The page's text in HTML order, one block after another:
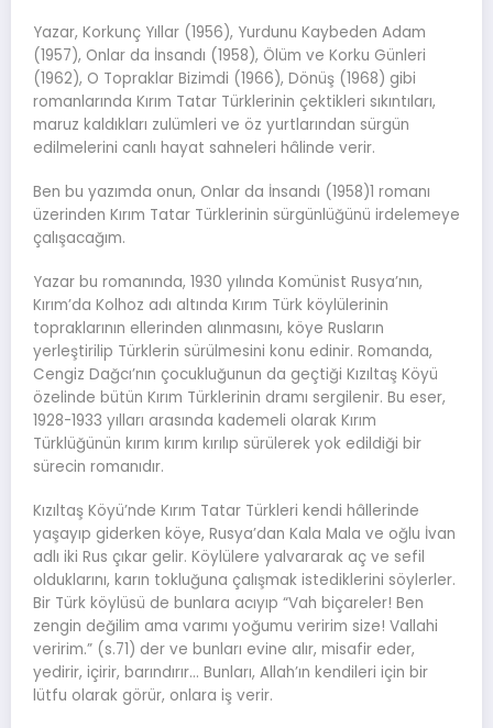
Yazar, Korkunç Yıllar (1956), Yurdunu Kaybeden Adam
(1957), Onlar da İnsandı (1958), Ölüm ve Korku Günleri
(1962), O Topraklar Bizimdi (1966), Dönüş (1968) gibi
romanlarında Kırım Tatar Türklerinin çektikleri sıkıntıları,
maruz kaldıkları zulümleri ve öz yurtlarından sürgün
edilmelerini canlı hayat sahneleri hâlinde verir.
Ben bu yazımda onun, Onlar da İnsandı (1958)1 romanı
üzerinden Kırım Tatar Türklerinin sürgünlüğünü irdelemeye
çalışacağım.
Yazar bu romanında, 1930 yılında Komünist Rusya’nın,
Kırım’da Kolhoz adı altında Kırım Türk köylülerinin
topraklarının ellerinden alınmasını, köye Rusların
yerleştirilip Türklerin sürülmesini konu edinir. Romanda,
Cengiz Dağcı’nın çocukluğunun da geçtiği Kızıltaş Köyü
özelinde bütün Kırım Türklerinin dramı sergilenir. Bu eser,
1928-1933 yılları arasında kademeli olarak Kırım
Türklüğünün kırım kırım kırılıp sürülerek yok edildiği bir
sürecin romanıdır.
Kızıltaş Köyü’nde Kırım Tatar Türkleri kendi hâllerinde
yaşayıp giderken köye, Rusya’dan Kala Mala ve oğlu İvan
adlı iki Rus çıkar gelir. Köylülere yalvararak aç ve sefil
olduklarını, karın tokluğuna çalışmak istediklerini söylerler.
Bir Türk köylüsü de bunlara acıyıp “Vah biçareler! Ben
zengin değilim ama varımı yoğumu veririm size! Vallahi
veririm.” (s.71) der ve bunları evine alır, misafir eder,
yedirir, içirir, barındırır… Bunları, Allah’ın kendileri için bir
lütfu olarak görür, onlara iş verir.